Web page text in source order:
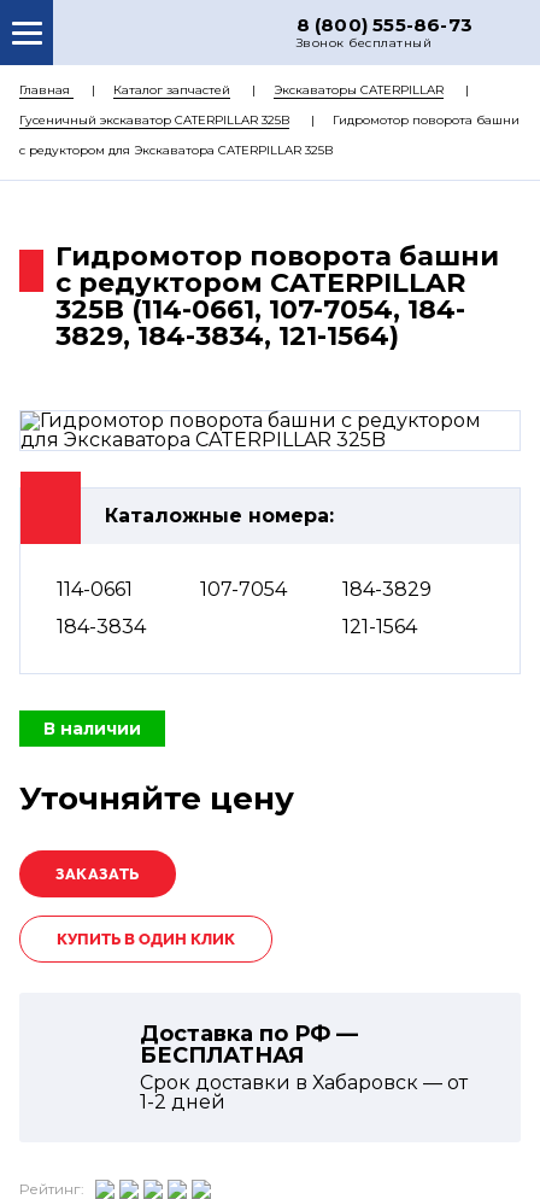
8 (800) 555-86-73
Звонок бесплатный
О НАС
КАТАЛОГ ЗАПЧАСТЕЙ
РЕМОНТ
ЦЕНЫ
КОНТАКТЫ
Главная Каталог запчастей
Экскаваторы CATERPILLAR
Гусеничный экскаватор CATERPILLAR 325B
Гидромотор поворота башни
с редуктором для Экскаватора CATERPILLAR 325B
Гидромотор поворота башни
с редуктором CATERPILLAR
325B (114-0661, 107-7054, 184-
3829, 184-3834, 121-1564)
Каталожные номера:
114-0661 107-7054
184-3829
184-3834
121-1564
В наличии
Уточняйте цену
КУПИТЬ В ОДИН КЛИК
Доставка по РФ —
БЕСПЛАТНАЯ
Срок доставки в Хабаровск — от
1-2 дней
Рейтинг: